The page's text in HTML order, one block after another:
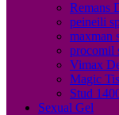
Remans
peineili
maxman
procomil
Vimax
Magic
Stud
Sexual Gel